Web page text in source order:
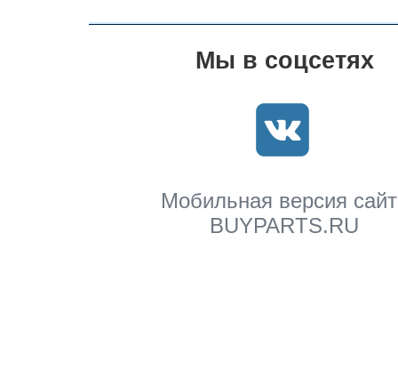
Мы в соцсетях
Мобильная версия
BUYPARTS.RU